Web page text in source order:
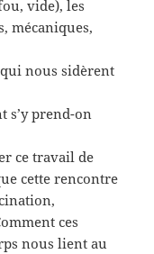
vide), les
mécaniques,
nous sidèrent
s’y prend-on
ce travail de
cette rencontre
ces
nous lient au